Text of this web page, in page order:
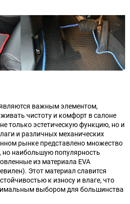
важным элементом,
чистоту и комфорт в салоне
только эстетическую функцию, но и
и различных механических
рынке представлено множество
наибольшую популярность
из материала EVA
Этот материал славится
к износу и влаге, что
выбором для большинства